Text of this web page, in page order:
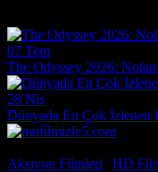
07 Tem
The Odyssey 2026:
28 Nis
Dünyada En Çok İzlenen
Aksiyon Filmleri
HD